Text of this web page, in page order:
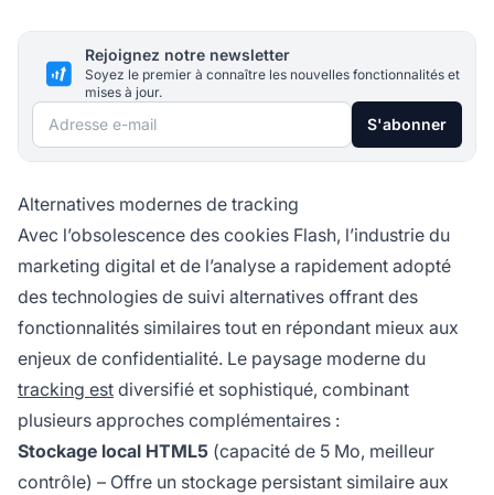
Rejoignez notre newsletter
Soyez le premier à connaître les nouvelles fonctionnalités et
mises à jour.
Adresse e-mail S'abonner
Alternatives modernes de tracking
Avec l’obsolescence des cookies Flash, l’industrie du
marketing digital et de l’analyse a rapidement adopté
des technologies de suivi alternatives offrant des
fonctionnalités similaires tout en répondant mieux aux
enjeux de confidentialité. Le paysage moderne du
tracking est diversifié et sophistiqué, combinant
plusieurs approches complémentaires :
Stockage local HTML5 (capacité de 5 Mo, meilleur
contrôle) – Offre un stockage persistant similaire aux